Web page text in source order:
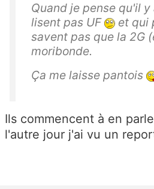
Quand je pense qu'il
lisent pas UF
et qui
savent pas que la 2G
moribonde.
Ça me laisse pantois
Ils commencent à en
l'autre jour j'ai vu un